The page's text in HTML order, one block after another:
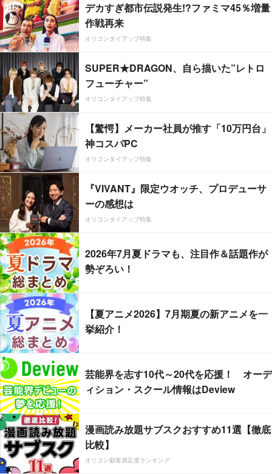
デカすぎ都市伝説発生!?ファミマ45％増量
作戦再来
オリコンタイアップ特集
SUPER★DRAGON、自ら描いた”レトロ
フューチャー”
オリコンタイアップ特集
【驚愕】メーカー社員が推す「10万円台」
神コスパPC
オリコンタイアップ特集
『VIVANT』限定ウオッチ、プロデューサ
ーの感想は
オリコンタイアップ特集
2026年7月夏ドラマも、注目作＆話題作が
勢ぞろい！
【夏アニメ2026】7月期夏の新アニメを一
挙紹介！
芸能界を志す10代～20代を応援！ オーデ
ィション・スクール情報はDeview
漫画読み放題サブスクおすすめ11選【徹底
比較】
オリコン顧客満足度ランキング